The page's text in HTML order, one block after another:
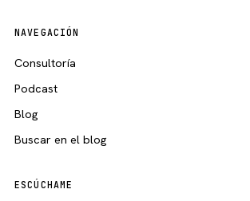
NAVEGACIÓN
Consultoría
Podcast
Blog
Buscar en el blog
ESCÚCHAME